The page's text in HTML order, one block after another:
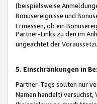
(beispielsweise
Bonusereignisse und
Ermessen, ob ein
Partner-Links zu den im
ungeachtet der
5. Einschränkungen in
Partner-Tags sollten nur
Namen handelt)